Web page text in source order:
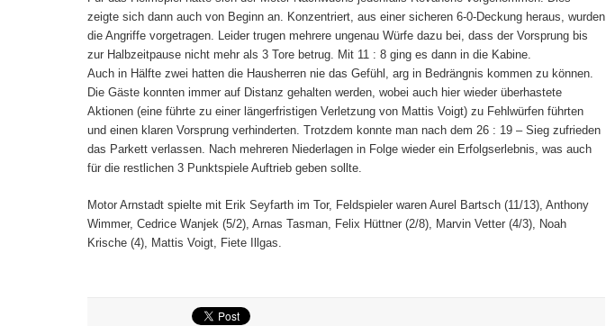
zeigte sich dann auch von Beginn an. Konzentriert, aus einer sicheren 6-0-Deckung heraus, wurden
die Angriffe vorgetragen. Leider trugen mehrere ungenau Würfe dazu bei, dass der Vorsprung bis
zur Halbzeitpause nicht mehr als 3 Tore betrug. Mit 11 : 8 ging es dann in die Kabine.
Auch in Hälfte zwei hatten die Hausherren nie das Gefühl, arg in Bedrängnis kommen zu können.
Die Gäste konnten immer auf Distanz gehalten werden, wobei auch hier wieder überhastete
Aktionen (eine führte zu einer längerfristigen Verletzung von Mattis Voigt) zu Fehlwürfen führten
und einen klaren Vorsprung verhinderten. Trotzdem konnte man nach dem 26 : 19 – Sieg zufrieden
das Parkett verlassen. Nach mehreren Niederlagen in Folge wieder ein Erfolgserlebnis, was auch
für die restlichen 3 Punktspiele Auftrieb geben sollte.
Motor Arnstadt spielte mit Erik Seyfarth im Tor, Feldspieler waren Aurel Bartsch (11/13), Anthony
Wimmer, Cedrice Wanjek (5/2), Arnas Tasman, Felix Hüttner (2/8), Marvin Vetter (4/3), Noah
Krische (4), Mattis Voigt, Fiete Illgas.